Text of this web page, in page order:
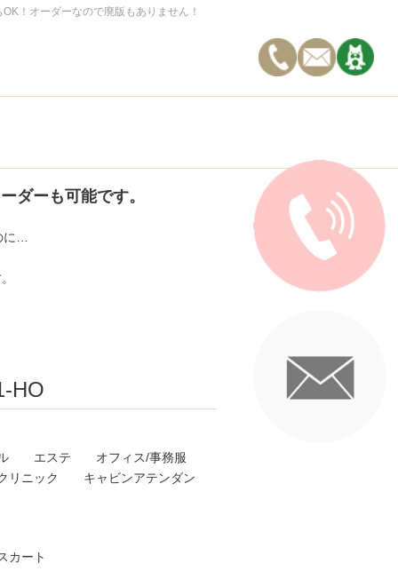
！オーダーなので廃版もありません！
ダーも可能です。
…
HO
エステ
オフィス/事務服
リニック
キャビンアテンダン
カート